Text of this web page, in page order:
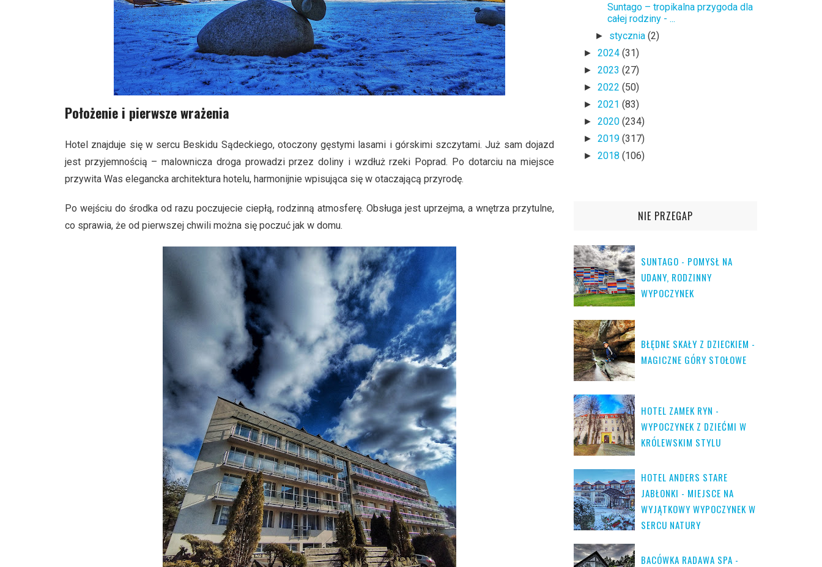
Położenie i pierwsze wrażenia
Hotel znajduje się w sercu Beskidu Sądeckiego, otoczony gęstymi lasami i górskimi szczytami. Już sam dojazd
jest przyjemnością – malownicza droga prowadzi przez doliny i wzdłuż rzeki Poprad. Po dotarciu na miejsce
przywita Was elegancka architektura hotelu, harmonijnie wpisująca się w otaczającą przyrodę.
Po wejściu do środka od razu poczujecie ciepłą, rodzinną atmosferę. Obsługa jest uprzejma, a wnętrza przytulne,
co sprawia, że od pierwszej chwili można się poczuć jak w domu.
Suntago – tropikalna przygoda dla
całej rodziny - ...
► stycznia(2)
► 2024 (31)
► 2023 (27)
► 2022 (50)
► 2021 (83)
► 2020 (234)
► 2019 (317)
► 2018 (106)
NIE PRZEGAP
SUNTAGO - POMYSŁ NA
UDANY, RODZINNY
WYPOCZYNEK
BŁĘDNE SKAŁY Z DZIECKIEM -
MAGICZNE GÓRY STOŁOWE
HOTEL ZAMEK RYN -
WYPOCZYNEK Z DZIEĆMI W
KRÓLEWSKIM STYLU
HOTEL ANDERS STARE
JABŁONKI - MIEJSCE NA
WYJĄTKOWY WYPOCZYNEK W
SERCU NATURY
BACÓWKA RADAWA SPA -